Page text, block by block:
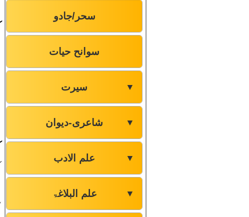
سحر/جادو
سوانح حیات
سیرت ▼
شاعری-دیوان ▼
علم الادب ▼
علم البلاغۃ ▼